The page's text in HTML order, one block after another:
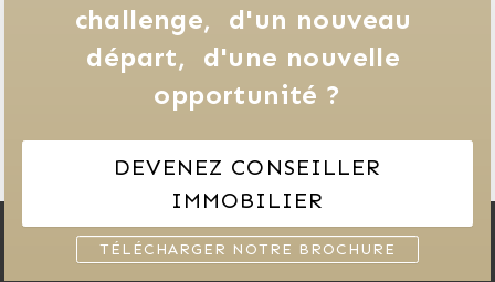
challenge,
d'un nouveau
départ,
d'une nouvelle
opportunité ?
DEVENEZ CONSEILLER
IMMOBILIER
TÉLÉCHARGER NOTRE BROCHURE